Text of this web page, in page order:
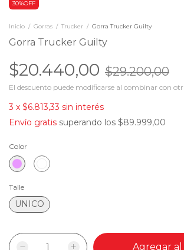
30%OFF
Inicio / Gorras / Trucker / Gorra Trucker Guilty
Gorra Trucker Guilty
$20.440,00 $29.200,00
El descuento puede modificarse al combinar con
3 x $6.813,33 sin interés
Envío gratis superando los $89.999,00
Color
Talle
UNICO